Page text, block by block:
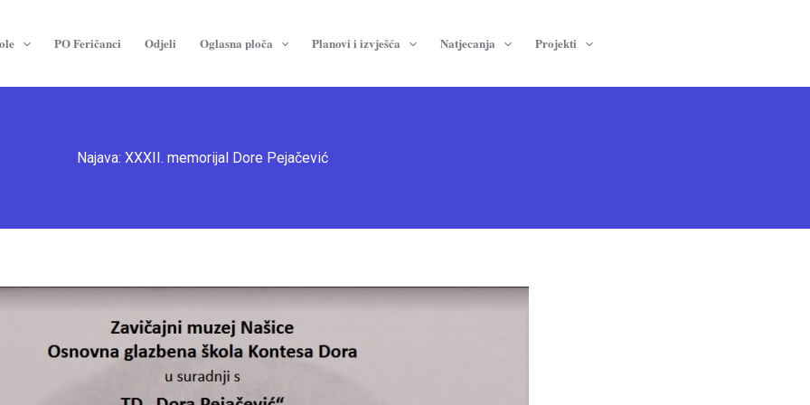
PO Feričanci Odjeli Oglasna ploča Planovi i izvješća Natjecanja Projekti
Najava: XXXII. memorijal Dore Pejačević